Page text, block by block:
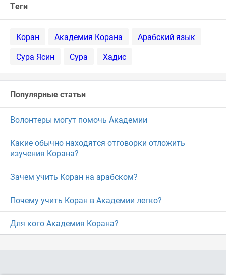
Теги
Коран Академия Корана
Арабский язык
Сура Ясин
Сура Хадис
Популярные статьи
Волонтеры могут помочь Академии
Какие обычно находятся отговорки отложить
изучения Корана?
Зачем учить Коран на арабском?
Почему учить Коран в Академии легко?
Для кого Академия Корана?